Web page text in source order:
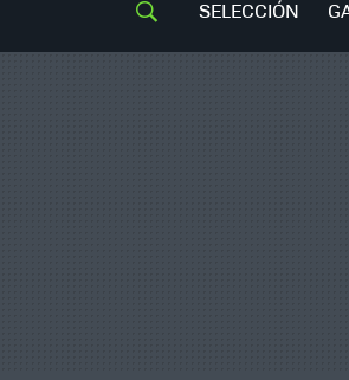
SELECCIÓN